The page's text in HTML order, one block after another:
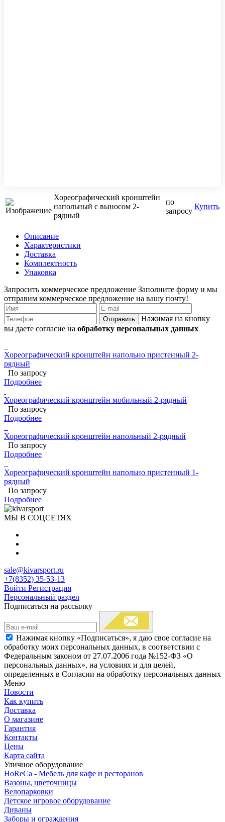
Хореографический кронштейн
напольный с выносом 2-
рядный
по
запросу
Купить
Описание
Характеристики
Доставка
Комплектность
Упаковка
Запросить коммерческое предложение Заполните форму и мы
отправим коммерческое предложение на вашу почту!
Отправить
Нажимая на кнопку
вы даете согласие на обработку персональных данных
Хореографический кронштейн напольно пристенный 2-
рядный
По запросу
Подробнее
Хореографический кронштейн мобильный 2-рядный
По запросу
Подробнее
Хореографический кронштейн напольный 2-рядный
По запросу
Подробнее
Хореографический кронштейн напольно пристенный 1-
рядный
По запросу
Подробнее
МЫ В СОЦСЕТЯХ
sale@kivarsport.ru
+7(8352) 35-53-13
Войти Регистрация
Персональный раздел
Подписаться на рассылку
Нажимая кнопку «Подписаться», я даю свое согласие на
обработку моих персональных данных, в соответствии с
Федеральным законом от 27.07.2006 года №152-ФЗ «О
персональных данных», на условиях и для целей,
определенных в Согласии на обработку персональных данных
Меню
Новости
Как купить
Доставка
О магазине
Гарантия
Контакты
Цены
Карта сайта
Уличное оборудование
HoReCa - Мебель для кафе и ресторанов
Вазоны, цветочницы
Велопарковки
Детское игровое оборудование
Диваны
Заборы и ограждения